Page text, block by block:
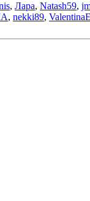
, Лара, Natash59,
, nekki89,